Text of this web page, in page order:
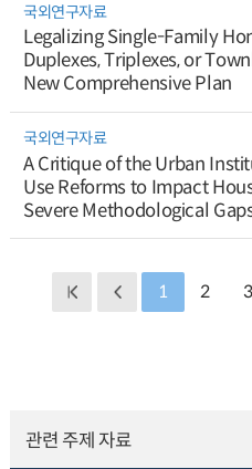
국외연구자료
Legalizing Single-Family
Duplexes, Triplexes, or
New Comprehensive Plan
국외연구자료
A Critique of the Urban
Use Reforms to Impact
Severe Methodological
1 2 3
관련 주제 자료